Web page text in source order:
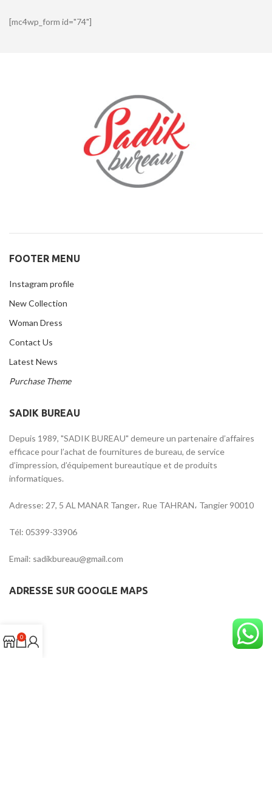
[mc4wp_form id="74"]
FOOTER MENU
Instagram profile
New Collection
Woman Dress
Contact Us
Latest News
Purchase Theme
SADIK BUREAU
Depuis 1989, "SADIK BUREAU" demeure un partenaire d’affaires
efficace pour l’achat de fournitures de bureau, de service
d’impression, d’équipement bureautique et de produits
informatiques.
Adresse: 27, 5 AL MANAR Tanger، Rue TAHRAN، Tangier 90010
Tél: 05399-33906
Email: sadikbureau@gmail.com
ADRESSE SUR GOOGLE MAPS
0